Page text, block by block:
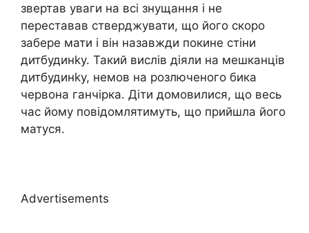
звертав уваги на всі знущання і не
переставав стверджувати, що його скоро
забере мати і він назавжди покине стіни
дитбудинkу. Такий вислів діяли на мешканців
дитбудинkу, немов на розлюченого бика
червона ганчірка. Діти домовилися, що весь
час йому повідомлятимуть, що прийшла його
матуся.
Advertisements